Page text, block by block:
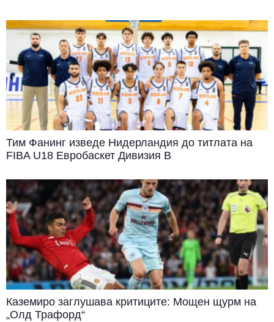
Тим Фанинг изведе Нидерландия до титлата на
FIBA U18 Евробаскет Дивизия B
Каземиро заглушава критиците: Мощен щурм на
„Олд Трафорд“